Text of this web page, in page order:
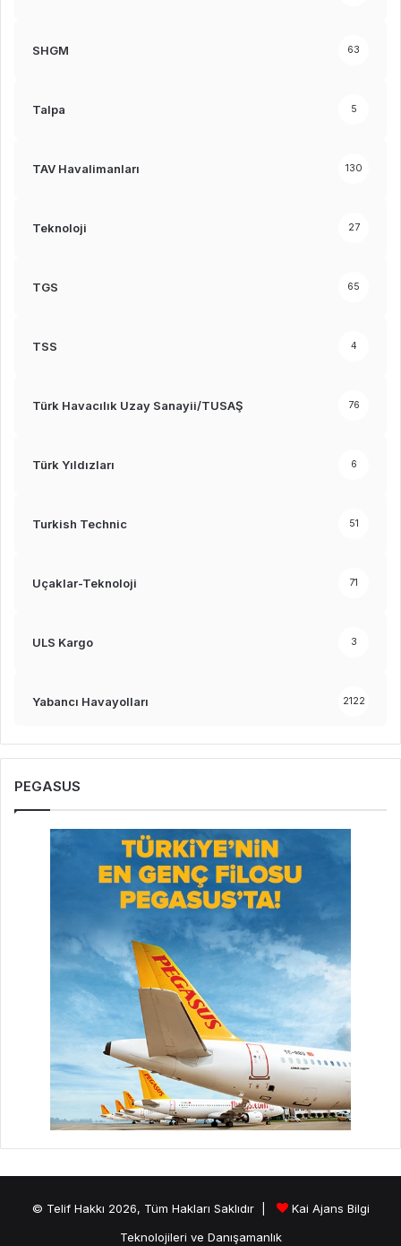
SHGM 63
Talpa 5
TAV Havalimanları 130
Teknoloji 27
TGS 65
TSS 4
Türk Havacılık Uzay Sanayii/TUSAŞ 76
Türk Yıldızları 6
Turkish Technic 51
Uçaklar-Teknoloji 71
ULS Kargo 3
Yabancı Havayolları 2122
PEGASUS
© Telif Hakkı 2026, Tüm Hakları Saklıdır |
Kai Ajans Bilgi
Teknolojileri ve Danışamanlık